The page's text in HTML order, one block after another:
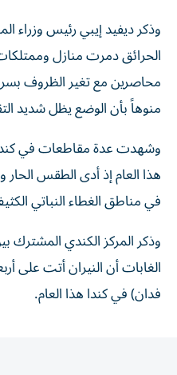
وذكر ديفيد إيبي رئيس
الحرائق دمرت منازل
محاصرين مع تغير الظروف
منوهاً بأن الوضع يظل شديد
وشهدت عدة مقاطعات في
هذا العام إذ أدى الطقس
في مناطق الغطاء النباتي
وذكر المركز الكندي المشترك
فدان) ⁠في كندا هذا العام.